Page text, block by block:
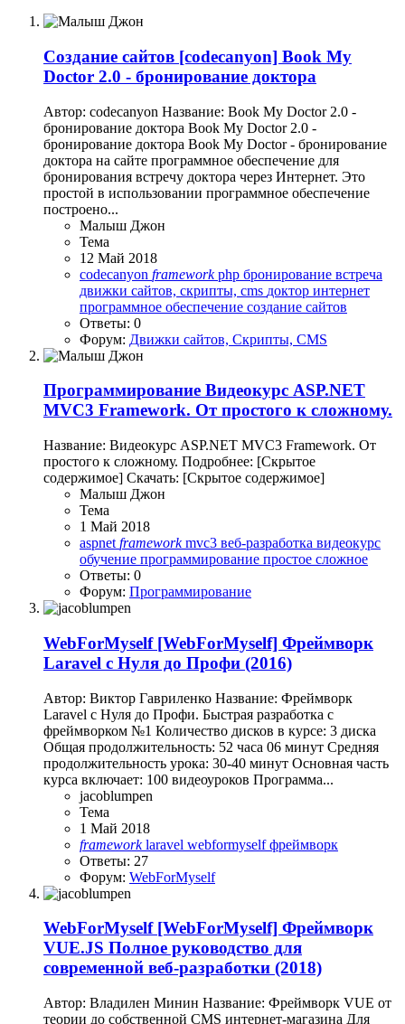
Создание сайтов [codecanyon] Book My
Doctor 2.0 - бронирование доктора
Автор: codecanyon Название: Book My Doctor 2.0 -
бронирование доктора Book My Doctor 2.0 -
бронирование доктора Book My Doctor - бронирование
доктора на сайте программное обеспечение для
бронирования встречу доктора через Интернет. Это
простой в использовании программное обеспечение
построено...
Малыш Джон
Тема
12 Май 2018
codecanyon framework php бронирование встреча
движки сайтов, скрипты, cms доктор интернет
программное обеспечение создание сайтов
Ответы: 0
Форум: Движки сайтов, Скрипты, CMS
Программирование Видеокурс ASP.NET
MVC3 Framework. От простого к сложному.
Название: Видеокурс ASP.NET MVC3 Framework. От
простого к сложному. Подробнее: [Скрытое
содержимое] Скачать: [Скрытое содержимое]
Малыш Джон
Тема
1 Май 2018
aspnet framework mvc3 веб-разработка видеокурс
обучение программирование простое сложное
Ответы: 0
Форум: Программирование
WebForMyself [WebForMyself] Фреймворк
Laravel с Нуля до Профи (2016)
Автор: Виктор Гавриленко Название: Фреймворк
Laravel с Нуля до Профи. Быстрая разработка с
фреймворком №1 Количество дисков в курсе: 3 диска
Общая продолжительность: 52 часа 06 минут Средняя
продолжительность урока: 30-40 минут Основная часть
курса включает: 100 видеоуроков Программа...
jacoblumpen
Тема
1 Май 2018
framework laravel webformyselfфреймворк
Ответы: 27
Форум: WebForMyself
WebForMyself [WebForMyself] Фреймворк
VUE.JS Полное руководство для
современной веб-разработки (2018)
Автор: Владилен Минин Название: Фреймворк VUE от
теории до собственной CMS интернет-магазина Для